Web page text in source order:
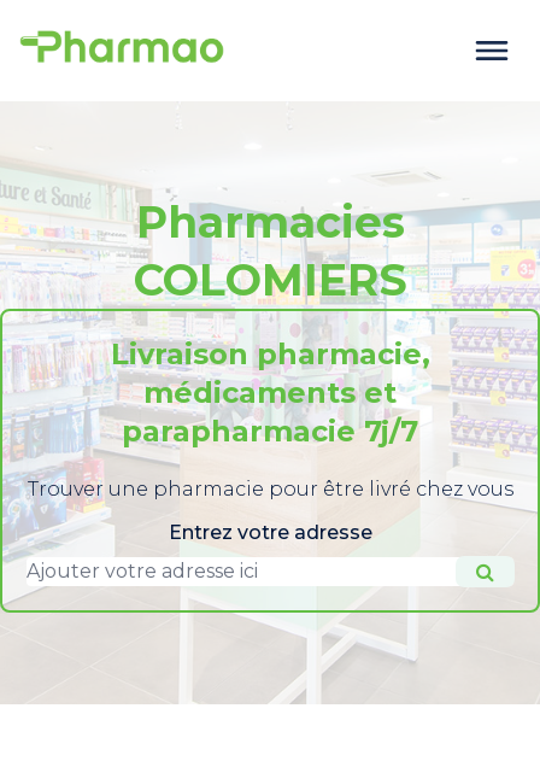
Pharmacies
COLOMIERS
Livraison pharmacie,
médicaments et
parapharmacie 7j/7
Trouver une pharmacie pour être livré chez vous
Entrez votre adresse